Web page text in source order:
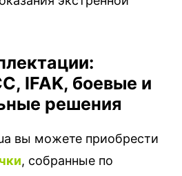
IFAK, боевые и
решения
вы можете приобрести
, собранные по